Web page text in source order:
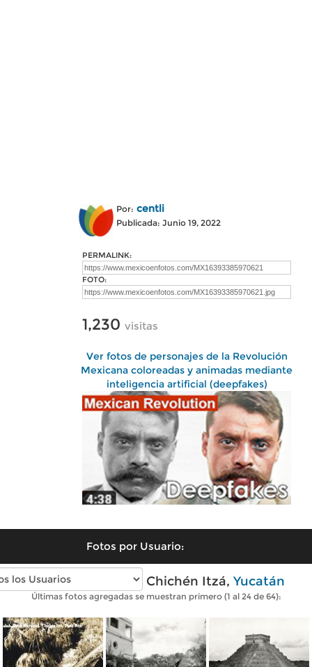
Por: centli
Publicada: Junio 19, 2022
PERMALINK:
FOTO:
1,230 visitas
Ver fotos de personajes de la Revolución
Mexicana coloreadas y animadas mediante
inteligencia artificial (deepfakes)
Fotos por Usuario:
Fotos antiguas de Chichén Itzá, Yucatán
Últimas fotos agregadas se muestran primero (1 al 24 de 64):